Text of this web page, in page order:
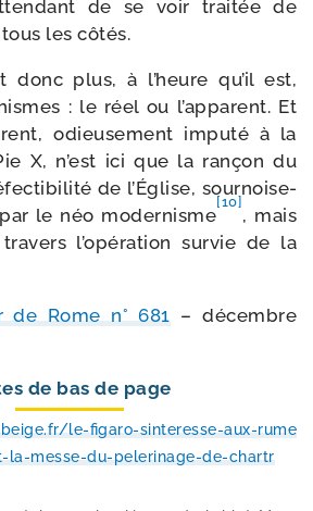
de se voir trai­tée de
les côtés.
donc plus, à l’heure qu’il est,
: le réel ou l’apparent. Et
odieu­se­ment impu­té à la
X, n’est ici que la ran­çon du
de l’Église, sour­noi­se­
le néo moder­nisme
[10]
, mais
l’opération sur­vie de la
de Rome n° 681– décembre
de bas de page
​l​e​-​f​i​g​a​r​o​-​s​i​n​t​e​r​e​s​s​e​-​a​u​x​-​r​u​m​e​
​l​a​-​m​e​s​s​e​-​d​u​-​p​e​l​e​r​i​n​a​g​e​-​d​e​-​c​h​a​r​t​r​